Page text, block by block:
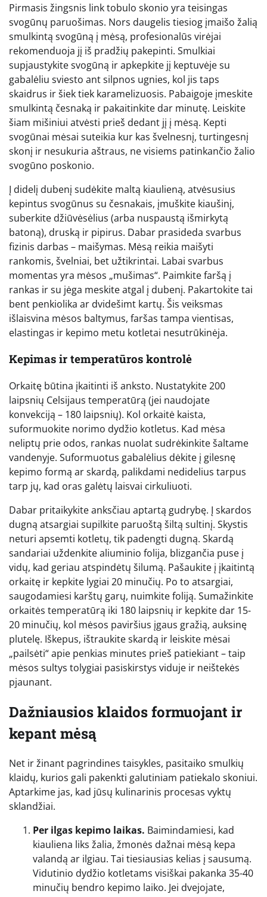
Pirmasis žingsnis link tobulo skonio yra teisingas
svogūnų paruošimas. Nors daugelis tiesiog įmaišo žalią
smulkintą svogūną į mėsą, profesionalūs virėjai
rekomenduoja jį iš pradžių pakepinti. Smulkiai
supjaustykite svogūną ir apkepkite jį keptuvėje su
gabalėliu sviesto ant silpnos ugnies, kol jis taps
skaidrus ir šiek tiek karamelizuosis. Pabaigoje įmeskite
smulkintą česnaką ir pakaitinkite dar minutę. Leiskite
šiam mišiniui atvėsti prieš dedant jį į mėsą. Kepti
svogūnai mėsai suteikia kur kas švelnesnį, turtingesnį
skonį ir nesukuria aštraus, ne visiems patinkančio žalio
svogūno poskonio.
Į didelį dubenį sudėkite maltą kiaulieną, atvėsusius
kepintus svogūnus su česnakais, įmuškite kiaušinį,
suberkite džiūvėsėlius (arba nuspaustą išmirkytą
batoną), druską ir pipirus. Dabar prasideda svarbus
fizinis darbas – maišymas. Mėsą reikia maišyti
rankomis, švelniai, bet užtikrintai. Labai svarbus
momentas yra mėsos „mušimas“. Paimkite faršą į
rankas ir su jėga meskite atgal į dubenį. Pakartokite tai
bent penkiolika ar dvidešimt kartų. Šis veiksmas
išlaisvina mėsos baltymus, faršas tampa vientisas,
elastingas ir kepimo metu kotletai nesutrūkinėja.
Kepimas ir temperatūros kontrolė
Orkaitę būtina įkaitinti iš anksto. Nustatykite 200
laipsnių Celsijaus temperatūrą (jei naudojate
konvekciją – 180 laipsnių). Kol orkaitė kaista,
suformuokite norimo dydžio kotletus. Kad mėsa
neliptų prie odos, rankas nuolat sudrėkinkite šaltame
vandenyje. Suformuotus gabalėlius dėkite į gilesnę
kepimo formą ar skardą, palikdami nedidelius tarpus
tarp jų, kad oras galėtų laisvai cirkuliuoti.
Dabar pritaikykite anksčiau aptartą gudrybę. Į skardos
dugną atsargiai supilkite paruoštą šiltą sultinį. Skystis
neturi apsemti kotletų, tik padengti dugną. Skardą
sandariai uždenkite aliuminio folija, blizgančia puse į
vidų, kad geriau atspindėtų šilumą. Pašaukite į įkaitintą
orkaitę ir kepkite lygiai 20 minučių. Po to atsargiai,
saugodamiesi karštų garų, nuimkite foliją. Sumažinkite
orkaitės temperatūrą iki 180 laipsnių ir kepkite dar 15-
20 minučių, kol mėsos paviršius įgaus gražią, auksinę
plutelę. Iškepus, ištraukite skardą ir leiskite mėsai
„pailsėti“ apie penkias minutes prieš patiekiant – taip
mėsos sultys tolygiai pasiskirstys viduje ir neištekės
pjaunant.
Dažniausios klaidos formuojant ir
kepant mėsą
Net ir žinant pagrindines taisykles, pasitaiko smulkių
klaidų, kurios gali pakenkti galutiniam patiekalo skoniui.
Aptarkime jas, kad jūsų kulinarinis procesas vyktų
sklandžiai.
Per ilgas kepimo laikas. Baimindamiesi, kad
kiauliena liks žalia, žmonės dažnai mėsą kepa
valandą ar ilgiau. Tai tiesiausias kelias į sausumą.
Vidutinio dydžio kotletams visiškai pakanka 35-40
minučių bendro kepimo laiko. Jei dvejojate,